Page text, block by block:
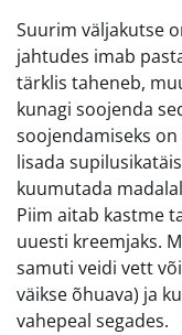
Suurim väljakutse
jahtudes imab
tärklis taheneb,
kunagi soojenda
soojendamiseks
lisada
kuumutada
Piim aitab kastme
uuesti kreemjaks.
samuti veidi vett
väikse õhuava) ja
vahepeal segades.